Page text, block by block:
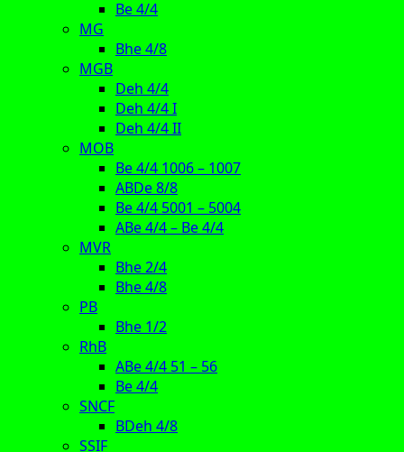
Be 4/4
MG
Bhe 4/8
MGB
Deh 4/4
Deh 4/4 I
Deh 4/4 II
MOB
Be 4/4 1006 – 1007
ABDe 8/8
Be 4/4 5001 – 5004
ABe 4/4 – Be 4/4
MVR
Bhe 2/4
Bhe 4/8
PB
Bhe 1/2
RhB
ABe 4/4 51 – 56
Be 4/4
SNCF
BDeh 4/8
SSIF